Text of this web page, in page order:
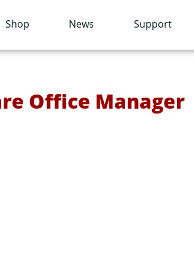
Shop News Support
Office Manager